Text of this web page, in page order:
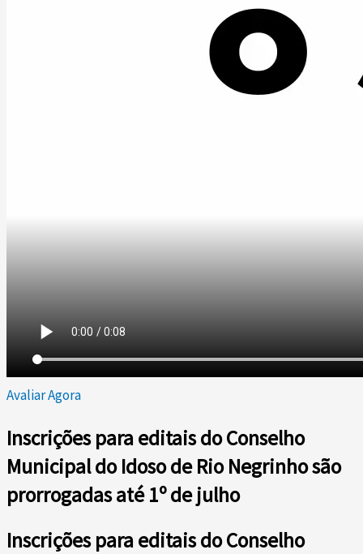
Avaliar Agora
Inscrições para editais do Conselho
Municipal do Idoso de Rio Negrinho são
prorrogadas até 1º de julho
Inscrições para editais do Conselho